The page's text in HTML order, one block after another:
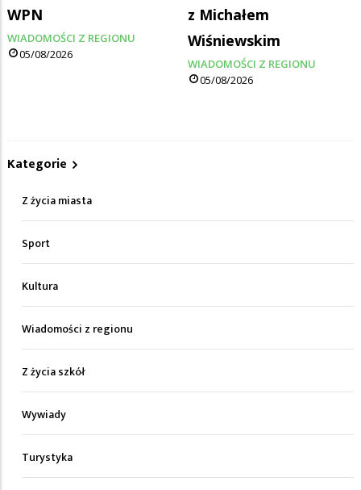
WPN
WIADOMOŚCI Z REGIONU
05/08/2026
z Michałem
Wiśniewskim
WIADOMOŚCI Z REGIONU
05/08/2026
Kategorie
Z życia miasta
Sport
Kultura
Wiadomości z regionu
Z życia szkół
Wywiady
Turystyka